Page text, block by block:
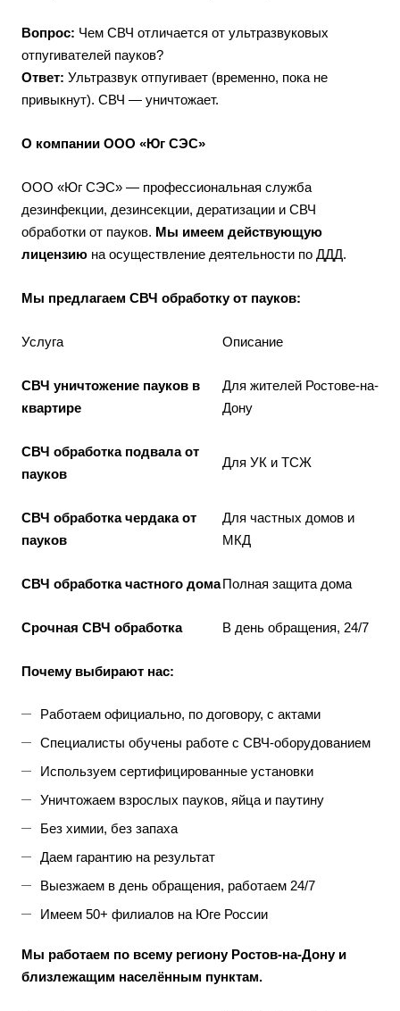
Вопрос: Чем СВЧ отличается от ультразвуковых
отпугивателей пауков?
Ответ: Ультразвук отпугивает (временно, пока не
привыкнут). СВЧ — уничтожает.
О компании ООО «Юг СЭС»
ООО «Юг СЭС» — профессиональная служба
дезинфекции, дезинсекции, дератизации и СВЧ
обработки от пауков. Мы имеем действующую
лицензию на осуществление деятельности по ДДД.
Мы предлагаем СВЧ обработку от пауков:
Услуга Описание
СВЧ уничтожение пауков в
квартире
Для жителей Ростове-на-
Дону
СВЧ обработка подвала от
пауков
Для УК и ТСЖ
СВЧ обработка чердака от
пауков
Для частных домов и
МКД
СВЧ обработка частного домаПолная защита дома
Срочная СВЧ обработка В день обращения, 24/7
Почему выбирают нас:
Работаем официально, по договору, с актами
Специалисты обучены работе с СВЧ-оборудованием
Используем сертифицированные установки
Уничтожаем взрослых пауков, яйца и паутину
Без химии, без запаха
Даем гарантию на результат
Выезжаем в день обращения, работаем 24/7
Имеем 50+ филиалов на Юге России
Мы работаем по всему региону Ростов-на-Дону и
близлежащим населённым пунктам.